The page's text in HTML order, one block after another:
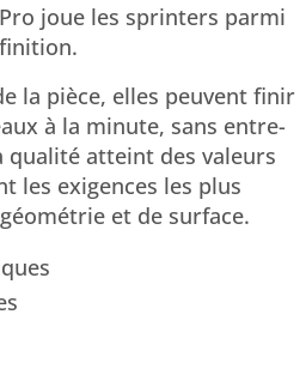
joue les sprinters parmi
la pièce, elles peuvent finir
à la minute, sans entre-
qualité atteint des valeurs
les exigences les plus
et de surface.